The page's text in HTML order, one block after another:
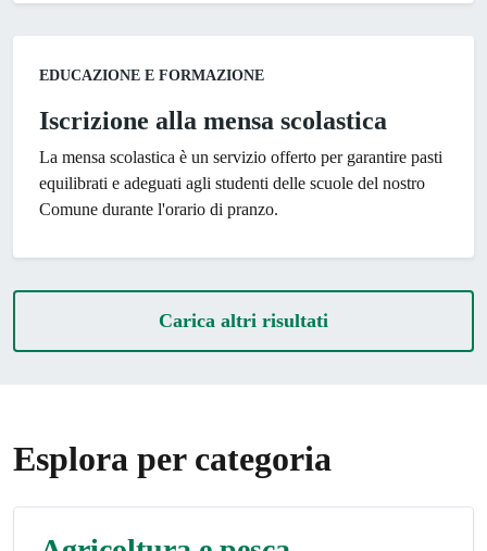
Categoria:
EDUCAZIONE E FORMAZIONE
Iscrizione alla mensa scolastica
La mensa scolastica è un servizio offerto per garantire pasti
equilibrati e adeguati agli studenti delle scuole del nostro
Comune durante l'orario di pranzo.
Carica altri risultati
Esplora per categoria